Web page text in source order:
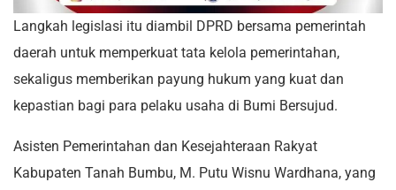
Langkah legislasi itu diambil DPRD bersama pemerintah
daerah untuk memperkuat tata kelola pemerintahan,
sekaligus memberikan payung hukum yang kuat dan
kepastian bagi para pelaku usaha di Bumi Bersujud.
Asisten Pemerintahan dan Kesejahteraan Rakyat
Kabupaten Tanah Bumbu, M. Putu Wisnu Wardhana, yang